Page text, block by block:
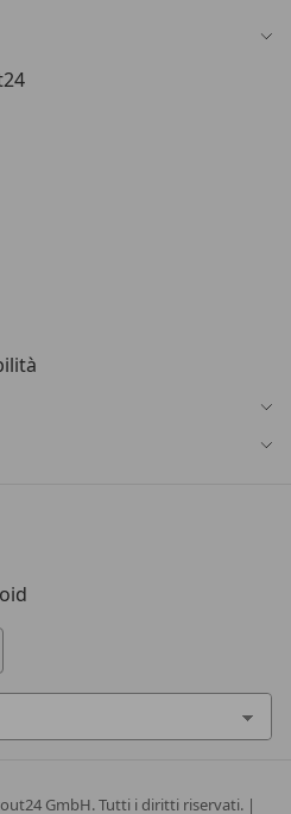
GmbH. Tutti i diritti riservati. |